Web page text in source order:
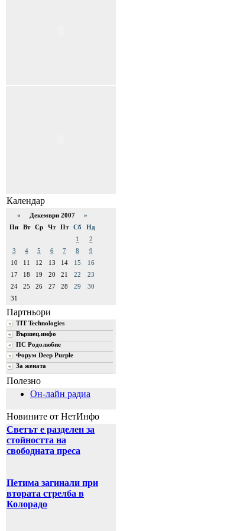
Календар
« Декември 2007 »
Пн
Вт Ср Чт Пт Сб
Нд
1
2
3
4 5 6 7 8
9
10
11 12 13 14 15
16
17
18 19 20 21 22
23
24
25 26 27 28 29
30
31
Партньори
TIT Technologies
Вършец.инфо
ПС Родолюбие
Форум Deep Purple
За жената
Полезно
Он-лайн радиа
Новините от НетИнфо
Светът е разделен за
стойността на
свободната преса
Петима загинали при
втората стрелба в
Колорадо